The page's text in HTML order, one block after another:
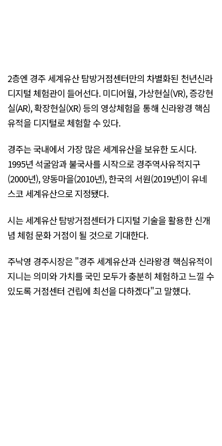
2층엔 경주 세계유산 탐방거점센터만의 차별화된 천년신라
디지털 체험관이 들어선다. 미디어월, 가상현실(VR), 증강현
실(AR), 확장현실(XR) 등의 영상체험을 통해 신라왕경 핵심
유적을 디지털로 체험할 수 있다.
경주는 국내에서 가장 많은 세계유산을 보유한 도시다.
1995년 석굴암과 불국사를 시작으로 경주역사유적지구
(2000년), 양동마을(2010년), 한국의 서원(2019년)이 유네
스코 세계유산으로 지정됐다.
시는 세계유산 탐방거점센터가 디지털 기술을 활용한 신개
념 체험 문화 거점이 될 것으로 기대한다.
주낙영 경주시장은 "경주 세계유산과 신라왕경 핵심유적이
지니는 의미와 가치를 국민 모두가 충분히 체험하고 느낄 수
있도록 거점센터 건립에 최선을 다하겠다"고 말했다.